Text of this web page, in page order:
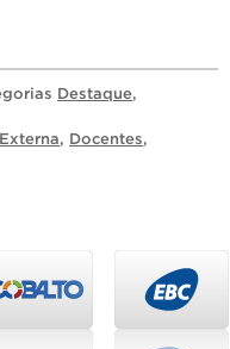
Destaque,
, Docentes,